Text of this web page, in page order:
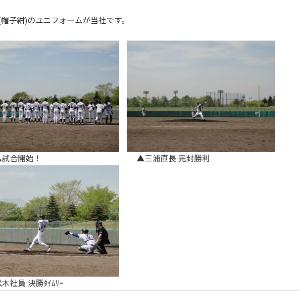
子紺)のユニフォームが当社です。
開始！ ▲三浦直長 完封勝利
員 決勝ﾀｲﾑﾘｰ